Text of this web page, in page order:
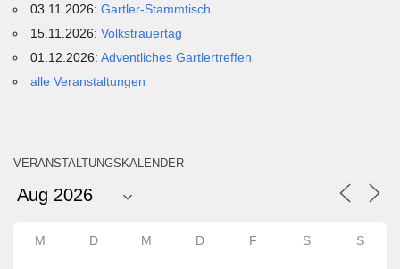
03.11.2026:Gartler-Stammtisch
15.11.2026:Volkstrauertag
01.12.2026:Adventliches Gartlertreffen
alle Veranstaltungen
VERANSTALTUNGSKALENDER
M D M D F S S